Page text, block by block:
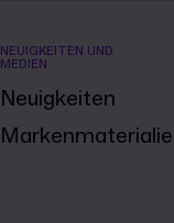
NEUIGKEITEN UND
MEDIEN
Neuigkeiten